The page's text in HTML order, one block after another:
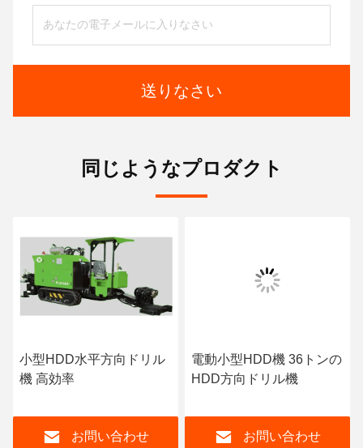
送りなさい
同じようなプロダクト
小型HDD水平方向ドリル
機 高効率
お問い合わせ
電動小型HDD機 36トンの
HDD方向ドリル機
お問い合わせ